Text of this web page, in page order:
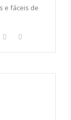
e fáceis de